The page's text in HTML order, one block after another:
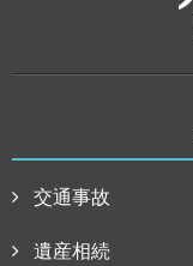
交通事故
遺産相続